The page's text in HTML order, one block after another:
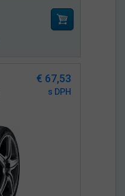
€ 67,53
s DPH